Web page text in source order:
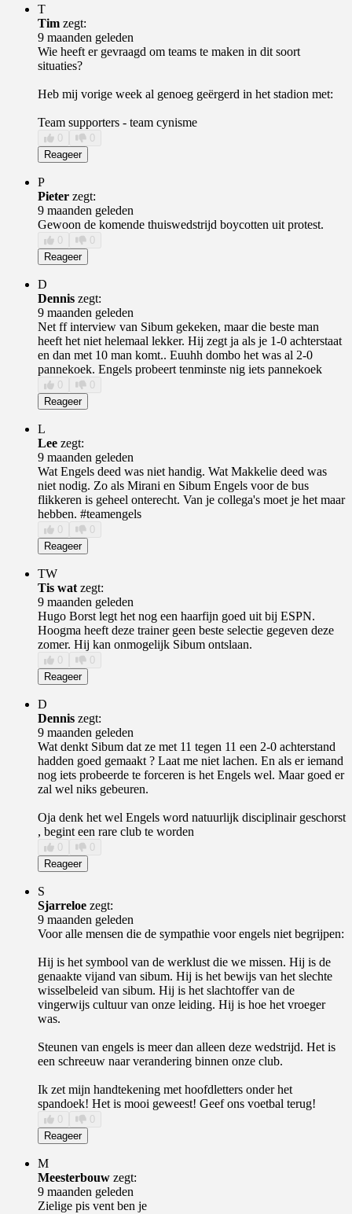
T
Tim zegt:
9 maanden geleden
Wie heeft er gevraagd om teams te maken in dit soort
situaties?
Heb mij vorige week al genoeg geërgerd in het stadion met:
Team supporters - team cynisme
0
0
Reageer
P
Pieter zegt:
9 maanden geleden
Gewoon de komende thuiswedstrijd boycotten uit protest.
0
0
Reageer
D
Dennis zegt:
9 maanden geleden
Net ff interview van Sibum gekeken, maar die beste man
heeft het niet helemaal lekker. Hij zegt ja als je 1-0 achterstaat
en dan met 10 man komt.. Euuhh dombo het was al 2-0
pannekoek. Engels probeert tenminste nig iets pannekoek
0
0
Reageer
L
Lee zegt:
9 maanden geleden
Wat Engels deed was niet handig. Wat Makkelie deed was
niet nodig. Zo als Mirani en Sibum Engels voor de bus
flikkeren is geheel onterecht. Van je collega's moet je het maar
hebben. #teamengels
0
0
Reageer
TW
Tis wat zegt:
9 maanden geleden
Hugo Borst legt het nog een haarfijn goed uit bij ESPN.
Hoogma heeft deze trainer geen beste selectie gegeven deze
zomer. Hij kan onmogelijk Sibum ontslaan.
0
0
Reageer
D
Dennis zegt:
9 maanden geleden
Wat denkt Sibum dat ze met 11 tegen 11 een 2-0 achterstand
hadden goed gemaakt ? Laat me niet lachen. En als er iemand
nog iets probeerde te forceren is het Engels wel. Maar goed er
zal wel niks gebeuren.
Oja denk het wel Engels word natuurlijk disciplinair geschorst
, begint een rare club te worden
0
0
Reageer
S
Sjarreloe zegt:
9 maanden geleden
Voor alle mensen die de sympathie voor engels niet begrijpen:
Hij is het symbool van de werklust die we missen. Hij is de
genaakte vijand van sibum. Hij is het bewijs van het slechte
wisselbeleid van sibum. Hij is het slachtoffer van de
vingerwijs cultuur van onze leiding. Hij is hoe het vroeger
was.
Steunen van engels is meer dan alleen deze wedstrijd. Het is
een schreeuw naar verandering binnen onze club.
Ik zet mijn handtekening met hoofdletters onder het
spandoek! Het is mooi geweest! Geef ons voetbal terug!
0
0
Reageer
M
Meesterbouw zegt:
9 maanden geleden
Zielige pis vent ben je